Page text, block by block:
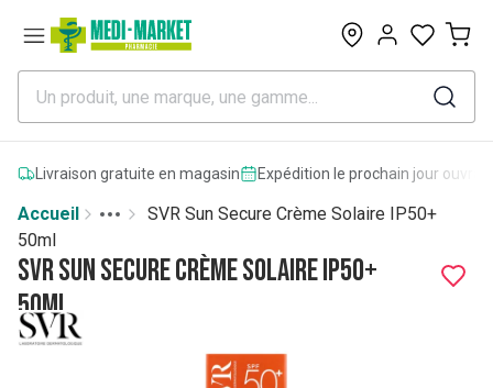
0
Livraison gratuite en magasin Expédition le prochain jour
Accueil
More
Toggle menu
SVR Sun Secure Crème Solaire IP50+
50ml
SVR Sun Secure Crème Solaire IP50+
50ml